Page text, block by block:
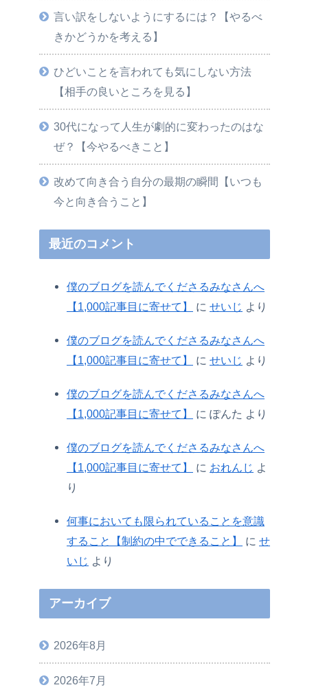
言い訳をしないようにするには？【やるべ
きかどうかを考える】
ひどいことを言われても気にしない方法
【相手の良いところを見る】
30代になって人生が劇的に変わったのはな
ぜ？【今やるべきこと】
改めて向き合う自分の最期の瞬間【いつも
今と向き合うこと】
最近のコメント
僕のブログを読んでくださるみなさんへ
【1,000記事目に寄せて】
に せいじ より
僕のブログを読んでくださるみなさんへ
【1,000記事目に寄せて】
に せいじ より
僕のブログを読んでくださるみなさんへ
【1,000記事目に寄せて】
に ぽんた より
僕のブログを読んでくださるみなさんへ
【1,000記事目に寄せて】
に おれんじ よ
り
何事においても限られていることを意識
すること【制約の中でできること】
に せ
いじ より
アーカイブ
2026年8月
2026年7月